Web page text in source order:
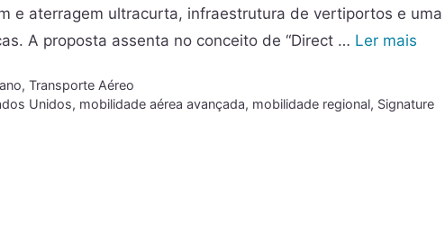
e aterragem ultracurta, infraestrutura de vertiportos e uma
A proposta assenta no conceito de “Direct … Ler mais
,Transporte Aéreo
Unidos, mobilidade aérea avançada, mobilidade regional, Signature